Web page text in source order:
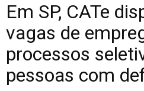
Em SP, CATe
vagas de
processos
pessoas com